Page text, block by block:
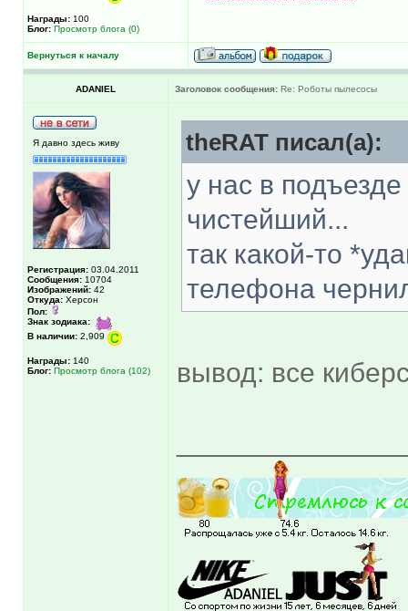
Награды: 100
Блог: Просмотр блога (0)
Вернуться к началу
ADANIEL Заголовок сообщения: Re: Роботы пылесосы
Я давно здесь живу
Регистрация: 03.04.2011
Сообщения: 10704
Изображений: 42
Откуда: Херсон
Пол:
Знак зодиака:
В наличии: 2,909
Награды: 140
Блог: Просмотр блога (102)
theRAT писал(а):
у нас в
чистейший...
так какой-то
телефона
вывод: все